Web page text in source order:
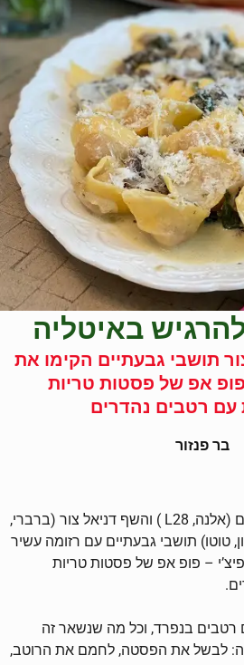
באיטליה
תושבי גבעתיים הקימו את
אפ של פסטות טריות
עם רטבים נהדרים
בר פנזור
שפית קונדיטורית נועה חיים (אלנה, L28 ) והשף דניאל צור (ברברי,
טוטו) תושבי גבעתיים עם רזומה עשיר
– פופ אפ של פסטות טריות
רטבים בנפרד, וכל מה שנשאר זה
לבשל את הפסטה, לחמם את הרוטב,